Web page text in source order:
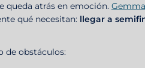
queda atrás en emoción.
qué necesitan: llegar a
de obstáculos: